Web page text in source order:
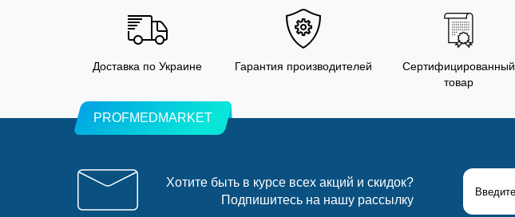
Доставка по Украине Гарантия производителей
Сертифицированный
товар
PROFMEDMARKET
Хотите быть в курсе всех акций и скидок?
Подпишитесь на нашу рассылку